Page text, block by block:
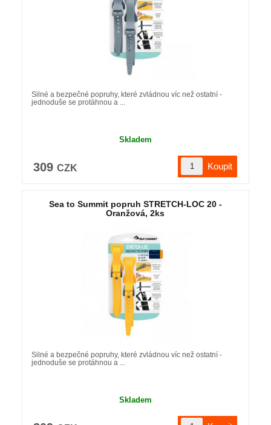
Silné a bezpečné popruhy, které zvládnou víc než ostatní -
jednoduše se protáhnou a ...
Skladem
309 CZK
Sea to Summit popruh STRETCH-LOC 20 -
Oranžová, 2ks
Silné a bezpečné popruhy, které zvládnou víc než ostatní -
jednoduše se protáhnou a ...
Skladem